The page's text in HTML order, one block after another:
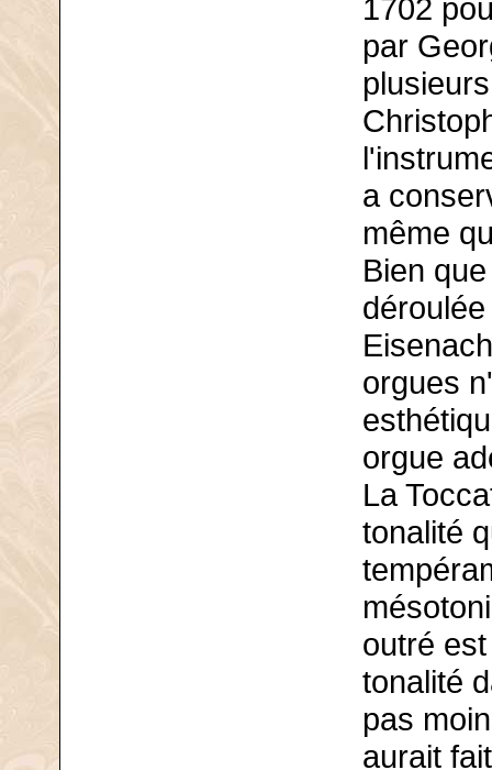
1702
par
a
même
Bien
orgues
orgue
La
tonalité
outré
tonalité
pas
aurait